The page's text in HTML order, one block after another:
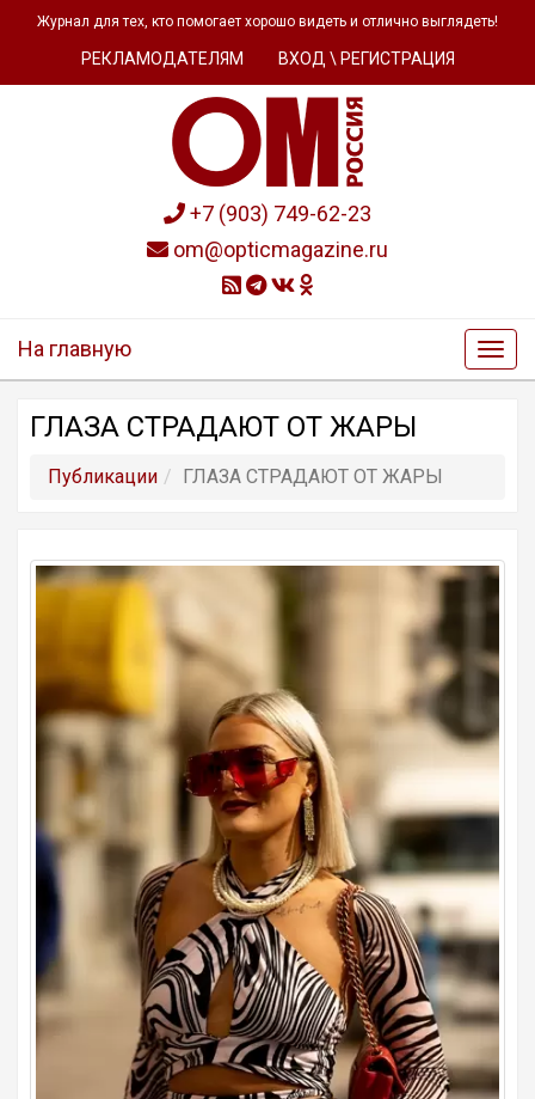
Журнал для тех, кто помогает хорошо видеть и отлично выглядеть!
РЕКЛАМОДАТЕЛЯМ ВХОД \ РЕГИСТРАЦИЯ
+7 (903) 749-62-23
om@opticmagazine.ru
На главную
ГЛАЗА СТРАДАЮТ ОТ ЖАРЫ
Публикации ГЛАЗА СТРАДАЮТ ОТ ЖАРЫ